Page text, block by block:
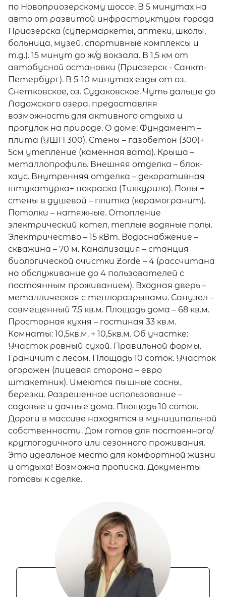
по Новоприозерскому шоссе. В 5 минутах на
авто от развитой инфраструктуры города
Приозерска (супермаркеты, аптеки, школы,
больница, музей, спортивные комплексы и
т.д.). 15 минут до ж/д вокзала. В 1,5 км от
автобусной остановки (Приозерск - Санкт-
Петербург). В 5-10 минутах езды от оз.
Снетковское, оз. Судаковское. Чуть дальше до
Ладожского озера, предоставляя
возможность для активного отдыха и
прогулок на природе. О доме: Фундамент –
плита (УШП 300). Стены – газобетон (300)+
5см утепление (каменная вата). Крыша –
металлопрофиль. Внешняя отделка – блок-
хаус. Внутренняя отделка – декоративная
штукатурка+ покраска (Тиккурила). Полы +
стены в душевой – плитка (керамогранит).
Потолки – натяжные. Отопление
электрический котел, теплые водяные полы.
Электричество – 15 кВт. Водоснабжение –
скважина – 70 м. Канализация – станция
биологической очистки Zorde – 4 (рассчитана
на обслуживание до 4 пользователей с
постоянным проживанием). Входная дверь –
металлическая с теплоразрывами. Санузел –
совмещенный 7,5 кв.м. Площадь дома – 68 кв.м.
Просторная кухня – гостиная 33 кв.м.
Комнаты: 10,5кв.м. + 10,5кв.м. Об участке:
Участок ровный сухой. Правильной формы.
Граничит с лесом. Площадь 10 соток. Участок
огорожен (лицевая сторона – евро
штакетник). Имеются пышные сосны,
березки. Разрешенное использование –
садовые и дачные дома. Площадь 10 соток.
Дороги в массиве находятся в муниципальной
собственности. Дом готов для постоянного/
круглогодичного или сезонного проживания.
Это идеальное место для комфортной жизни
и отдыха! Возможна прописка. Документы
готовы к сделке.